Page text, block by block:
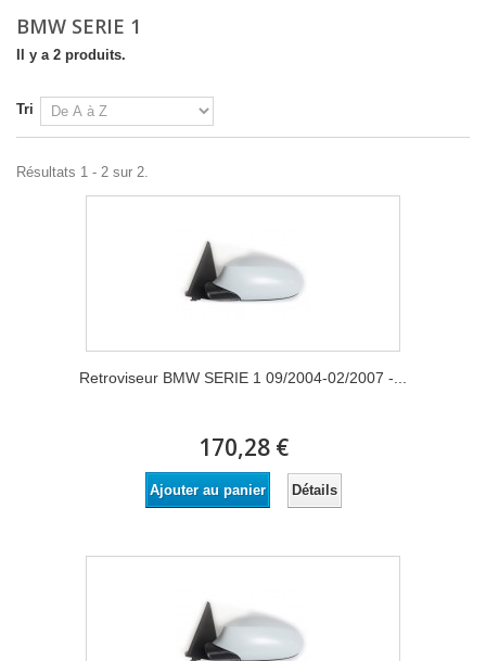
BMW SERIE 1
Il y a 2 produits.
Tri
Résultats 1 - 2 sur 2.
Retroviseur BMW SERIE 1 09/2004-02/2007 -...
170,28 €
Ajouter au panier Détails